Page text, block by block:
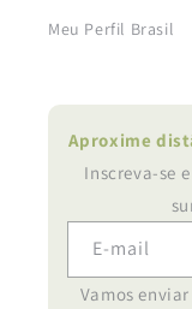
Meu Perfil Brasil
Aproxime
Inscreva-se
E-mail
Vamos